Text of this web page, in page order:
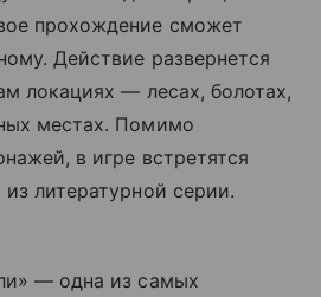
прохождение сможет
Действие развернется
локациях — лесах, болотах,
местах. Помимо
в игре встретятся
литературной серии.
— одна из самых